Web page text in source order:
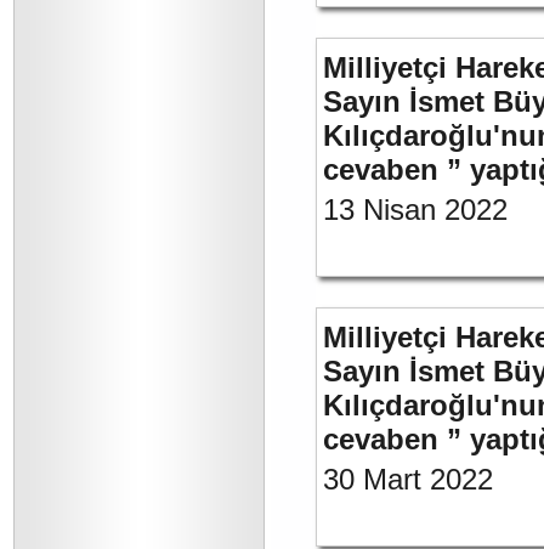
Milliyetçi
Sayın İsmet
cevaben ”
13 Nisan 2022
Milliyetçi
Sayın İsmet
cevaben ”
30 Mart 2022